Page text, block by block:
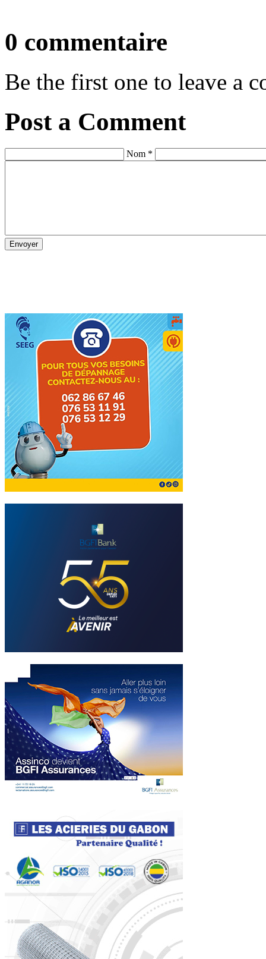
0 commentaire
Be the first one to leave a
Post a Comment
Nom *